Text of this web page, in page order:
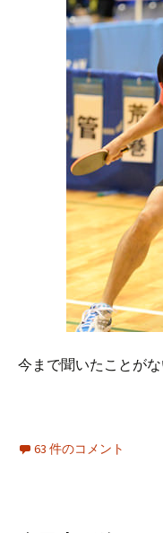
今まで聞いたことが
63 件のコメント